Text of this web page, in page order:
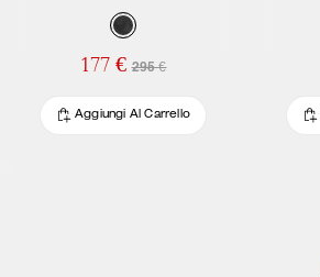
177 € 295 €
Aggiungi Al Carrello